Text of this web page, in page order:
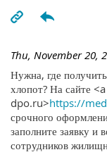
Thu, November 20,
Нужна, где
хлопот? На сайте
dpo.ru>https://
срочного
заполните заявку и
сотрудников